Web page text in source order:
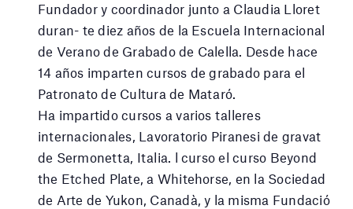
Fundador y coordinador junto a Claudia Lloret
duran- te diez años de la Escuela Internacional
de Verano de Grabado de Calella. Desde hace
14 años imparten cursos de grabado para el
Patronato de Cultura de Mataró.
Ha impartido cursos a varios talleres
internacionales, Lavoratorio Piranesi de gravat
de Sermonetta, Italia. l curso el curso Beyond
the Etched Plate, a Whitehorse, en la Sociedad
de Arte de Yukon, Canadà, y la misma Fundació